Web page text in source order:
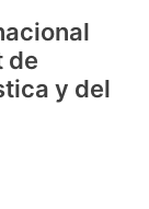
de
y del